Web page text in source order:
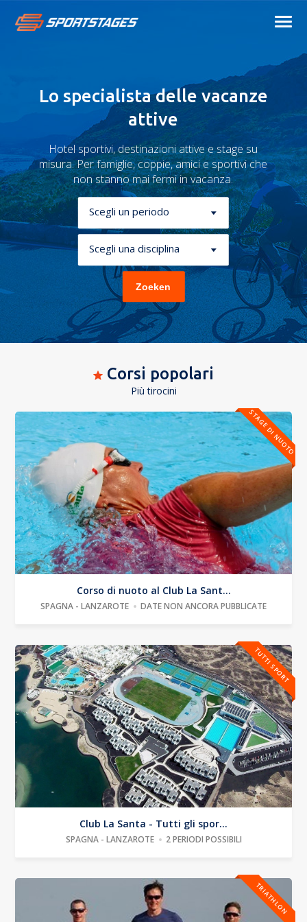
Lo specialista delle vacanze
attive
Hotel sportivi, destinazioni attive e stage su
misura. Per famiglie, coppie, amici e sportivi che
non stanno mai fermi in vacanza.
Scegli un periodo
Scegli una disciplina
Corsi popolari
Più tirocini
STAGE DI NUOTO
Corso di nuoto al Club La Sant...
SPAGNA - LANZAROTE DATE NON ANCORA PUBBLICATE
TUTTI SPORT
Club La Santa - Tutti gli spor...
SPAGNA - LANZAROTE 2 PERIODI POSSIBILI
TRIATHLON